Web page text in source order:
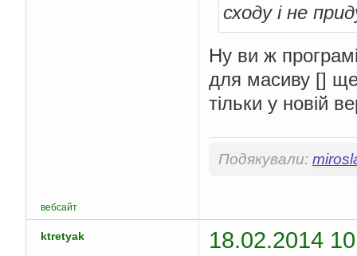
сходу і не
Ну ви ж
для масиву [] ще
тільки у новій
Подякували:
вебсайт
ktretyak
18.02.2014